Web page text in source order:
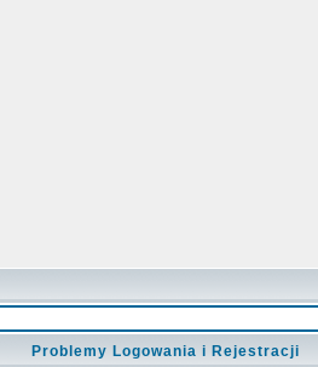
Problemy Logowania i Rejestracji